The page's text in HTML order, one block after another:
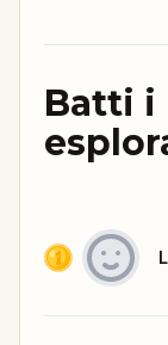
Batti i